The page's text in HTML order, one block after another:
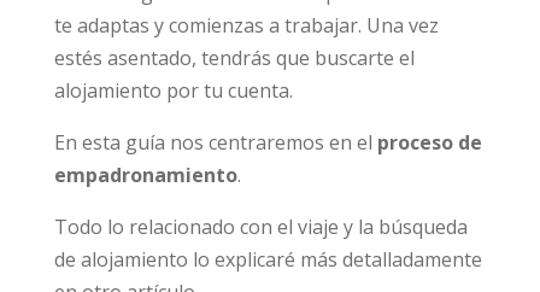
te adaptas y comienzas a trabajar. Una vez
estés asentado, tendrás que buscarte el
alojamiento por tu cuenta.
En esta guía nos centraremos en el proceso de
empadronamiento.
Todo lo relacionado con el viaje y la búsqueda
de alojamiento lo explicaré más detalladamente